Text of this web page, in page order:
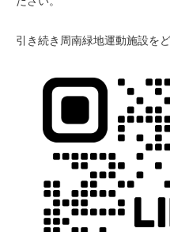
引き続き周南緑地運動施設を